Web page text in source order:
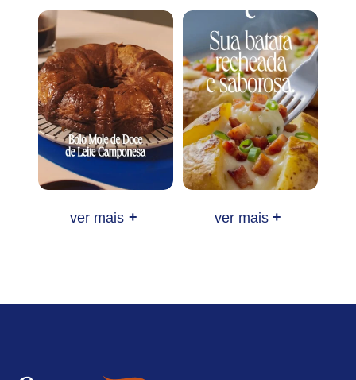
ver mais + ver mais +